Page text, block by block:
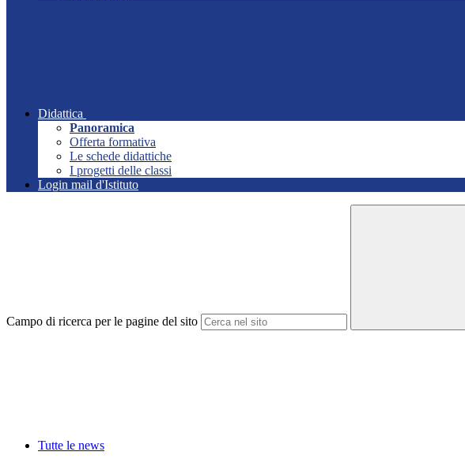
Didattica
Panoramica
Offerta formativa
Le schede didattiche
I progetti delle classi
Login mail d'Istituto
Campo di ricerca per le pagine del sito
Tutte le news